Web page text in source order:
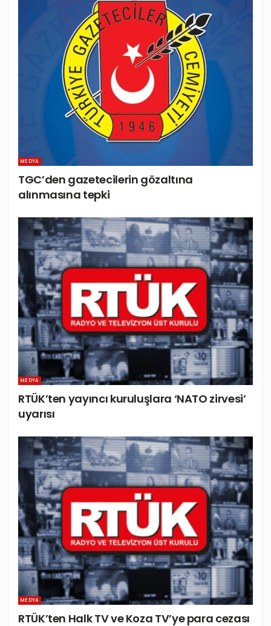
MEDYA
TGC’den gazetecilerin gözaltına
alınmasına tepki
MEDYA
RTÜK’ten yayıncı kuruluşlara ‘NATO zirvesi’
uyarısı
MEDYA
RTÜK’ten Halk TV ve Koza TV’ye para cezası